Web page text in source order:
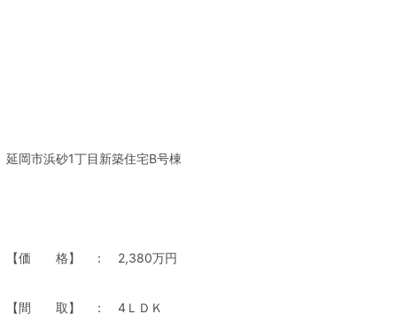
延岡市浜砂1丁目新築住宅B号棟
【価 格】 ： 2,380万円
【間 取】 ： 4ＬＤＫ